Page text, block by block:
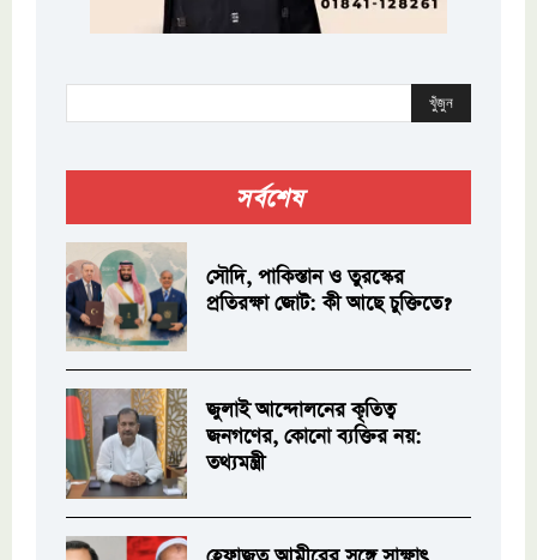
খুঁজুন
সর্বশেষ
সৌদি, পাকিস্তান ও তুরস্কের
প্রতিরক্ষা জোট: কী আছে চুক্তিতে?
জুলাই আন্দোলনের কৃতিত্ব
জনগণের, কোনো ব্যক্তির নয়:
তথ্যমন্ত্রী